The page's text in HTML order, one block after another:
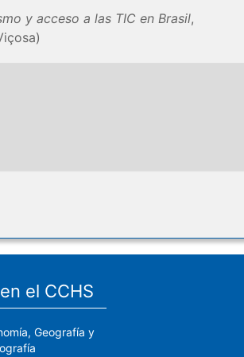
y acceso a las TIC en Brasil,
el CCHS
Geografía y